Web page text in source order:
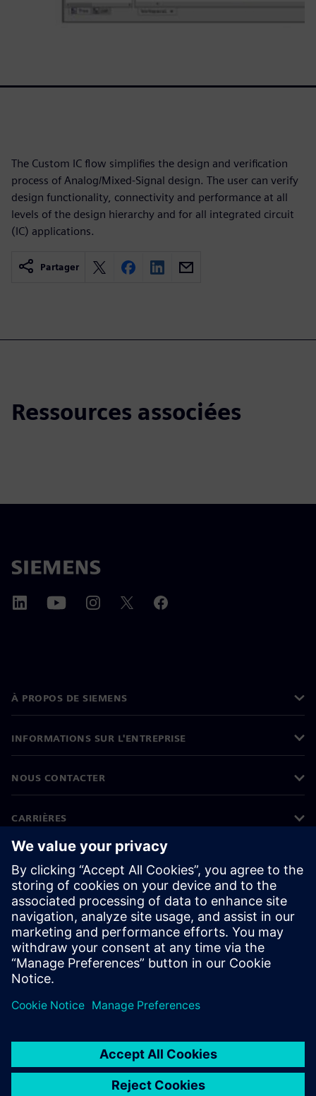
The Custom IC flow simplifies the design and verification
process of Analog/Mixed-Signal design. The user can verify
design functionality, connectivity and performance at all
levels of the design hierarchy and for all integrated circuit
(IC) applications.
Partager
Ressources associées
À PROPOS DE SIEMENS
INFORMATIONS SUR L'ENTREPRISE
NOUS CONTACTER
CARRIÈRES
©Siemens 2026
Informations sur l'entreprise
Protection des données
Avis relatif aux cookies
Conditions d'utilisation
ID numérique